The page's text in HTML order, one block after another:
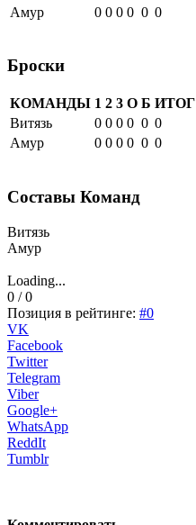
Амур 0 0 0 0 0 0
Броски
КОМАНДЫ 1 2 3 О Б ИТОГ
Витязь
0 0 0 0 0 0
Амур
0 0 0 0 0 0
Составы Команд
Витязь
Амур
Loading...
0 / 0
Позиция в рейтинге: #0
VK
Facebook
Twitter
Telegram
Viber
Google+
WhatsApp
ReddIt
Tumblr